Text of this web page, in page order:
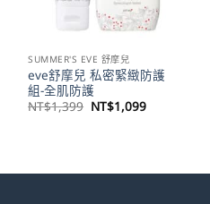
SUMMER'S EVE 舒摩兒
eve舒摩兒 私密緊緻防護
組-全肌防護
NT$1,399 原
NT$1,099目